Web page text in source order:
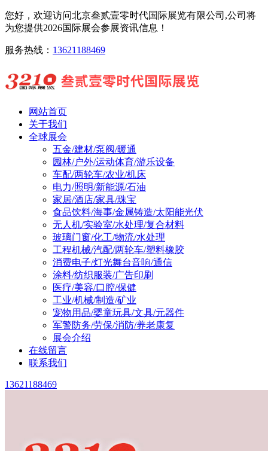
您好，欢迎访问北京叁贰壹零时代国际展览有限公司,公司将
为您提供2026国际展会参展资讯信息！
服务热线： 13621188469
网站首页
关于我们
全球展会
五金/建材/泵阀/暖通
园林/户外/运动体育/游乐设备
车配/两轮车/农业/机床
电力/照明/新能源/石油
家居/酒店/家具/珠宝
食品饮料/海事/金属铸造/太阳能光伏
无人机/实验室/水处理/复合材料
玻璃门窗/化工/物流/水处理
工程机械/汽配/两轮车/塑料橡胶
消费电子/灯光舞台音响/通信
涂料/纺织服装/广告印刷
医疗/美容/口腔/保健
工业/机械/制造/矿业
宠物用品/婴童玩具/文具/元器件
军警防务/劳保/消防/养老康复
展会介绍
在线留言
联系我们
13621188469